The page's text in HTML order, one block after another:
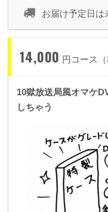
お届け予定日は
14,000 円コース（
10獄放送局風オマケ
しちゃう